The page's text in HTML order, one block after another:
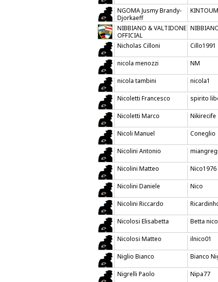
NGOMA Jusmy Brandy-
Djorkaeff
NIBBIANO & VALTIDONE
OFFICIAL
Nicholas Cilloni Cillo1991
nicola menozzi NM
nicola tambini nicola1
Nicoletti Francesco spirito
Nicoletti Marco Nikirecife
Nicoli Manuel Coneglio
Nicolini Antonio
Nicolini Matteo Nico1976
Nicolini Daniele Nico
Nicolini Riccardo
Nicolosi Elisabetta Betta nico
Nicolosi Matteo ilnico01
Niglio Bianco Bianco
Nigrelli Paolo Nipa77